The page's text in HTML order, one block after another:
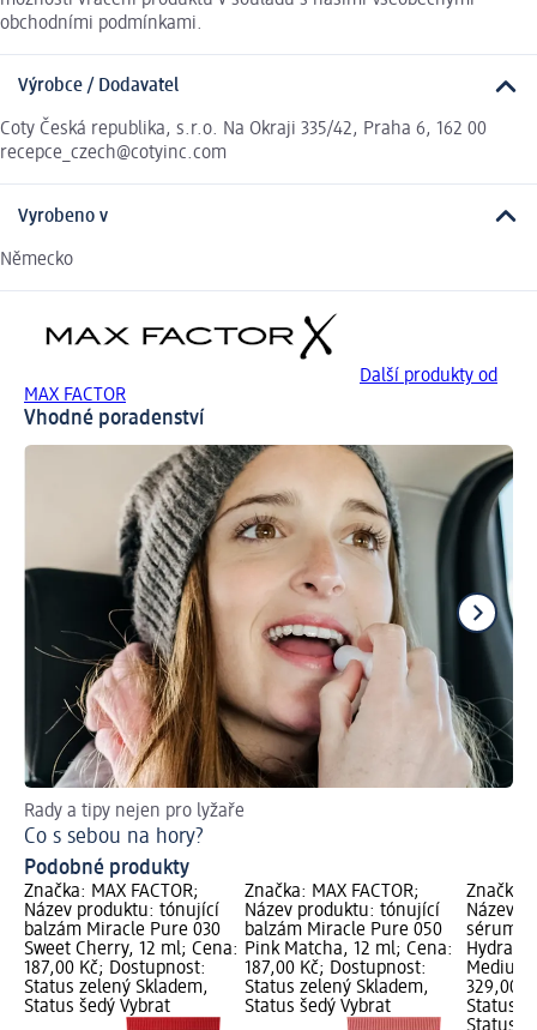
obchodními podmínkami.
Výrobce / Dodavatel
Coty Česká republika, s.r.o. Na Okraji 335/42, Praha 6, 162 00
recepce_czech@cotyinc.com
Vyrobeno v
Německo
Další produkty od
MAX FACTOR
Vhodné poradenství
Rady a tipy nejen pro lyžaře
Co s sebou na hory?
Podobné produkty
Značka: MAX FACTOR;
Název produktu: tónující
balzám Miracle Pure 030
Sweet Cherry, 12 ml; Cena:
187,00 Kč; Dostupnost:
Status zelený Skladem,
Status šedý Vybrat
Značka: MAX FACTOR;
Název produktu: tónující
balzám Miracle Pure 050
Pink Matcha, 12 ml; Cena:
187,00 Kč; Dostupnost:
Status zelený Skladem,
Status šedý Vybrat
Značka:
Název
sérum
329,00
Status